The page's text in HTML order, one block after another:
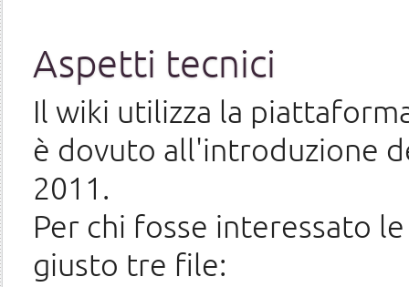
Aspetti tecnici
Il wiki utilizza la
è dovuto all'introduzione
2011.
Per chi fosse interessato
giusto tre file: